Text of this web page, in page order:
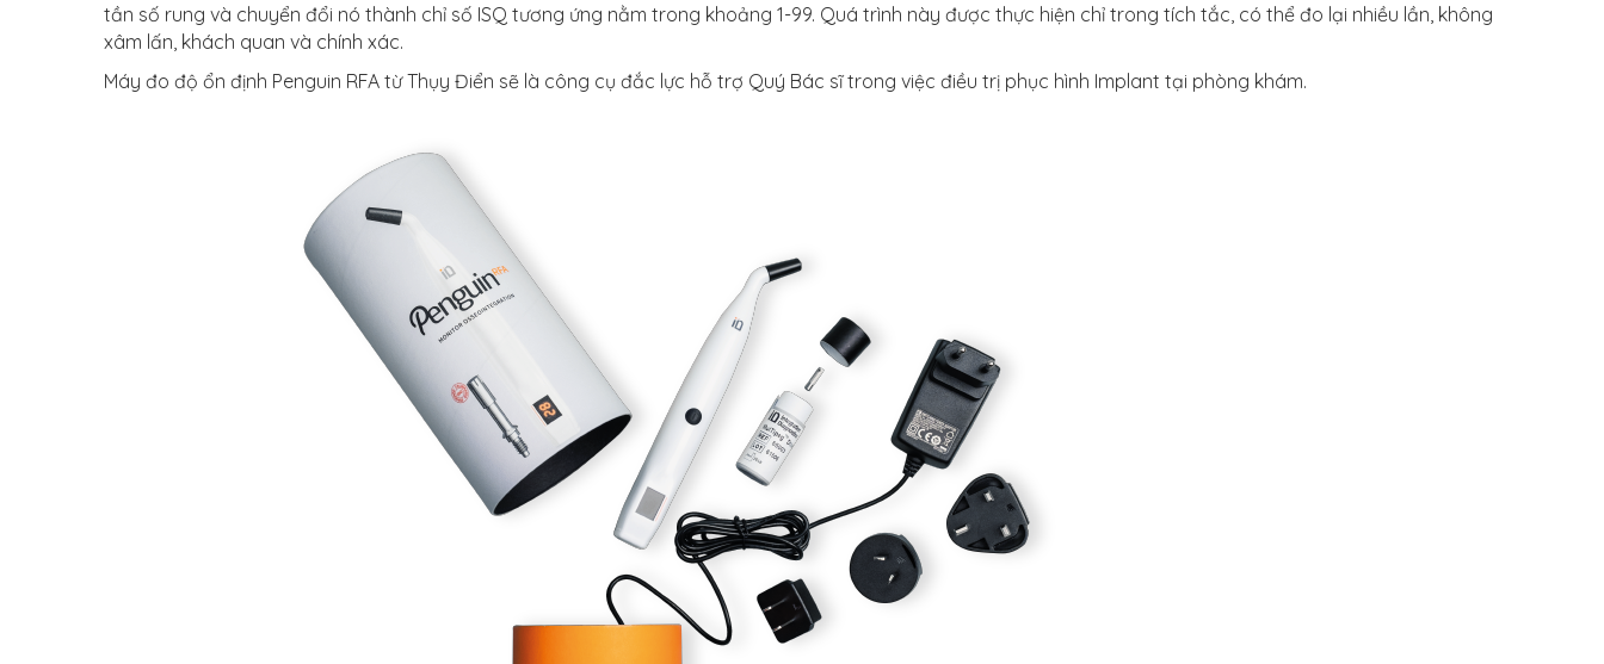
tần số rung và chuyển đổi nó thành chỉ số ISQ tương ứng nằm trong khoảng 1-99. Quá trình này được thực hiện chỉ trong tích tắc, có thể đo lại nhiều lần, không
xâm lấn, khách quan và chính xác.
Máy đo độ ổn định Penguin RFA từ Thụy Điển sẽ là công cụ đắc lực hỗ trợ Quý Bác sĩ trong việc điều trị phục hình Implant tại phòng khám.